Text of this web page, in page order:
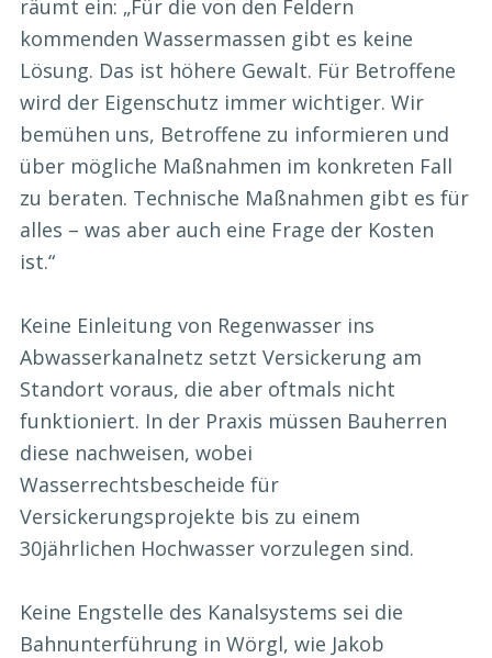
räumt ein: „Für die von den Feldern
kommenden Wassermassen gibt es keine
Lösung. Das ist höhere Gewalt. Für Betroffene
wird der Eigenschutz immer wichtiger. Wir
bemühen uns, Betroffene zu informieren und
über mögliche Maßnahmen im konkreten Fall
zu beraten. Technische Maßnahmen gibt es für
alles – was aber auch eine Frage der Kosten
ist.“
Keine Einleitung von Regenwasser ins
Abwasserkanalnetz setzt Versickerung am
Standort voraus, die aber oftmals nicht
funktioniert. In der Praxis müssen Bauherren
diese nachweisen, wobei
Wasserrechtsbescheide für
Versickerungsprojekte bis zu einem
30jährlichen Hochwasser vorzulegen sind.
Keine Engstelle des Kanalsystems sei die
Bahnunterführung in Wörgl, wie Jakob